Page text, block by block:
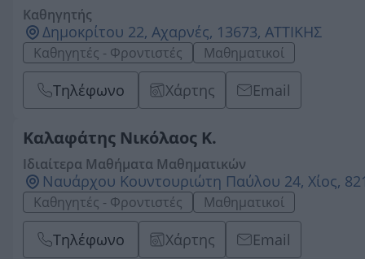
Καθηγητής
Δημοκρίτου 22, Αχαρνές, 13673, ΑΤΤΙΚΗΣ
Καθηγητές - Φροντιστές Μαθηματικοί
Τηλέφωνο Χάρτης Email
Καλαφάτης Νικόλαος Κ.
Ιδιαίτερα Μαθήματα Μαθηματικών
Ναυάρχου Κουντουριώτη Παύλου 24, Χίος,
Καθηγητές - Φροντιστές Μαθηματικοί
Τηλέφωνο Χάρτης Email